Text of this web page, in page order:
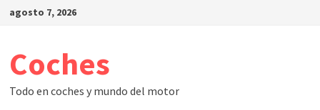
Saltar
agosto 7, 2026
Coches
Todo en coches y mundo del motor